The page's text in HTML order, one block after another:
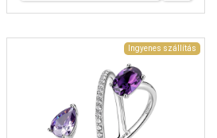
Ingyenes szállítás